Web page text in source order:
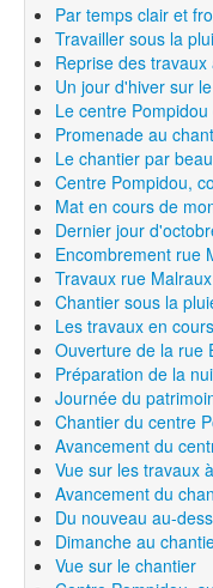
Par temps clair et
Travailler sous la
Reprise des
Un jour d'hiver sur
Le centre
Promenade au
Le chantier par
Centre Pompidou,
Mat en cours de
Dernier jour
Encombrement rue
Travaux rue Malraux
Chantier sous la
Les travaux en cours
Ouverture de la rue
Préparation de la
Journée du
Chantier du centre
Avancement du
Vue sur les travaux
Avancement du
Du nouveau au-
Dimanche au
Vue sur le chantier